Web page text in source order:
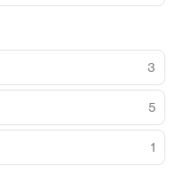
3
5
1